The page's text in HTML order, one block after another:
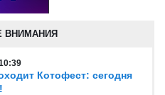
ВНИМАНИЯ
Котофест: сегодня